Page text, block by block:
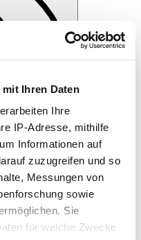
Ihren Daten
Ihre
IP-Adresse, mithilfe
Informationen auf
zuzugreifen und so
Messungen von
sowie
Sie
für welche Zwecke